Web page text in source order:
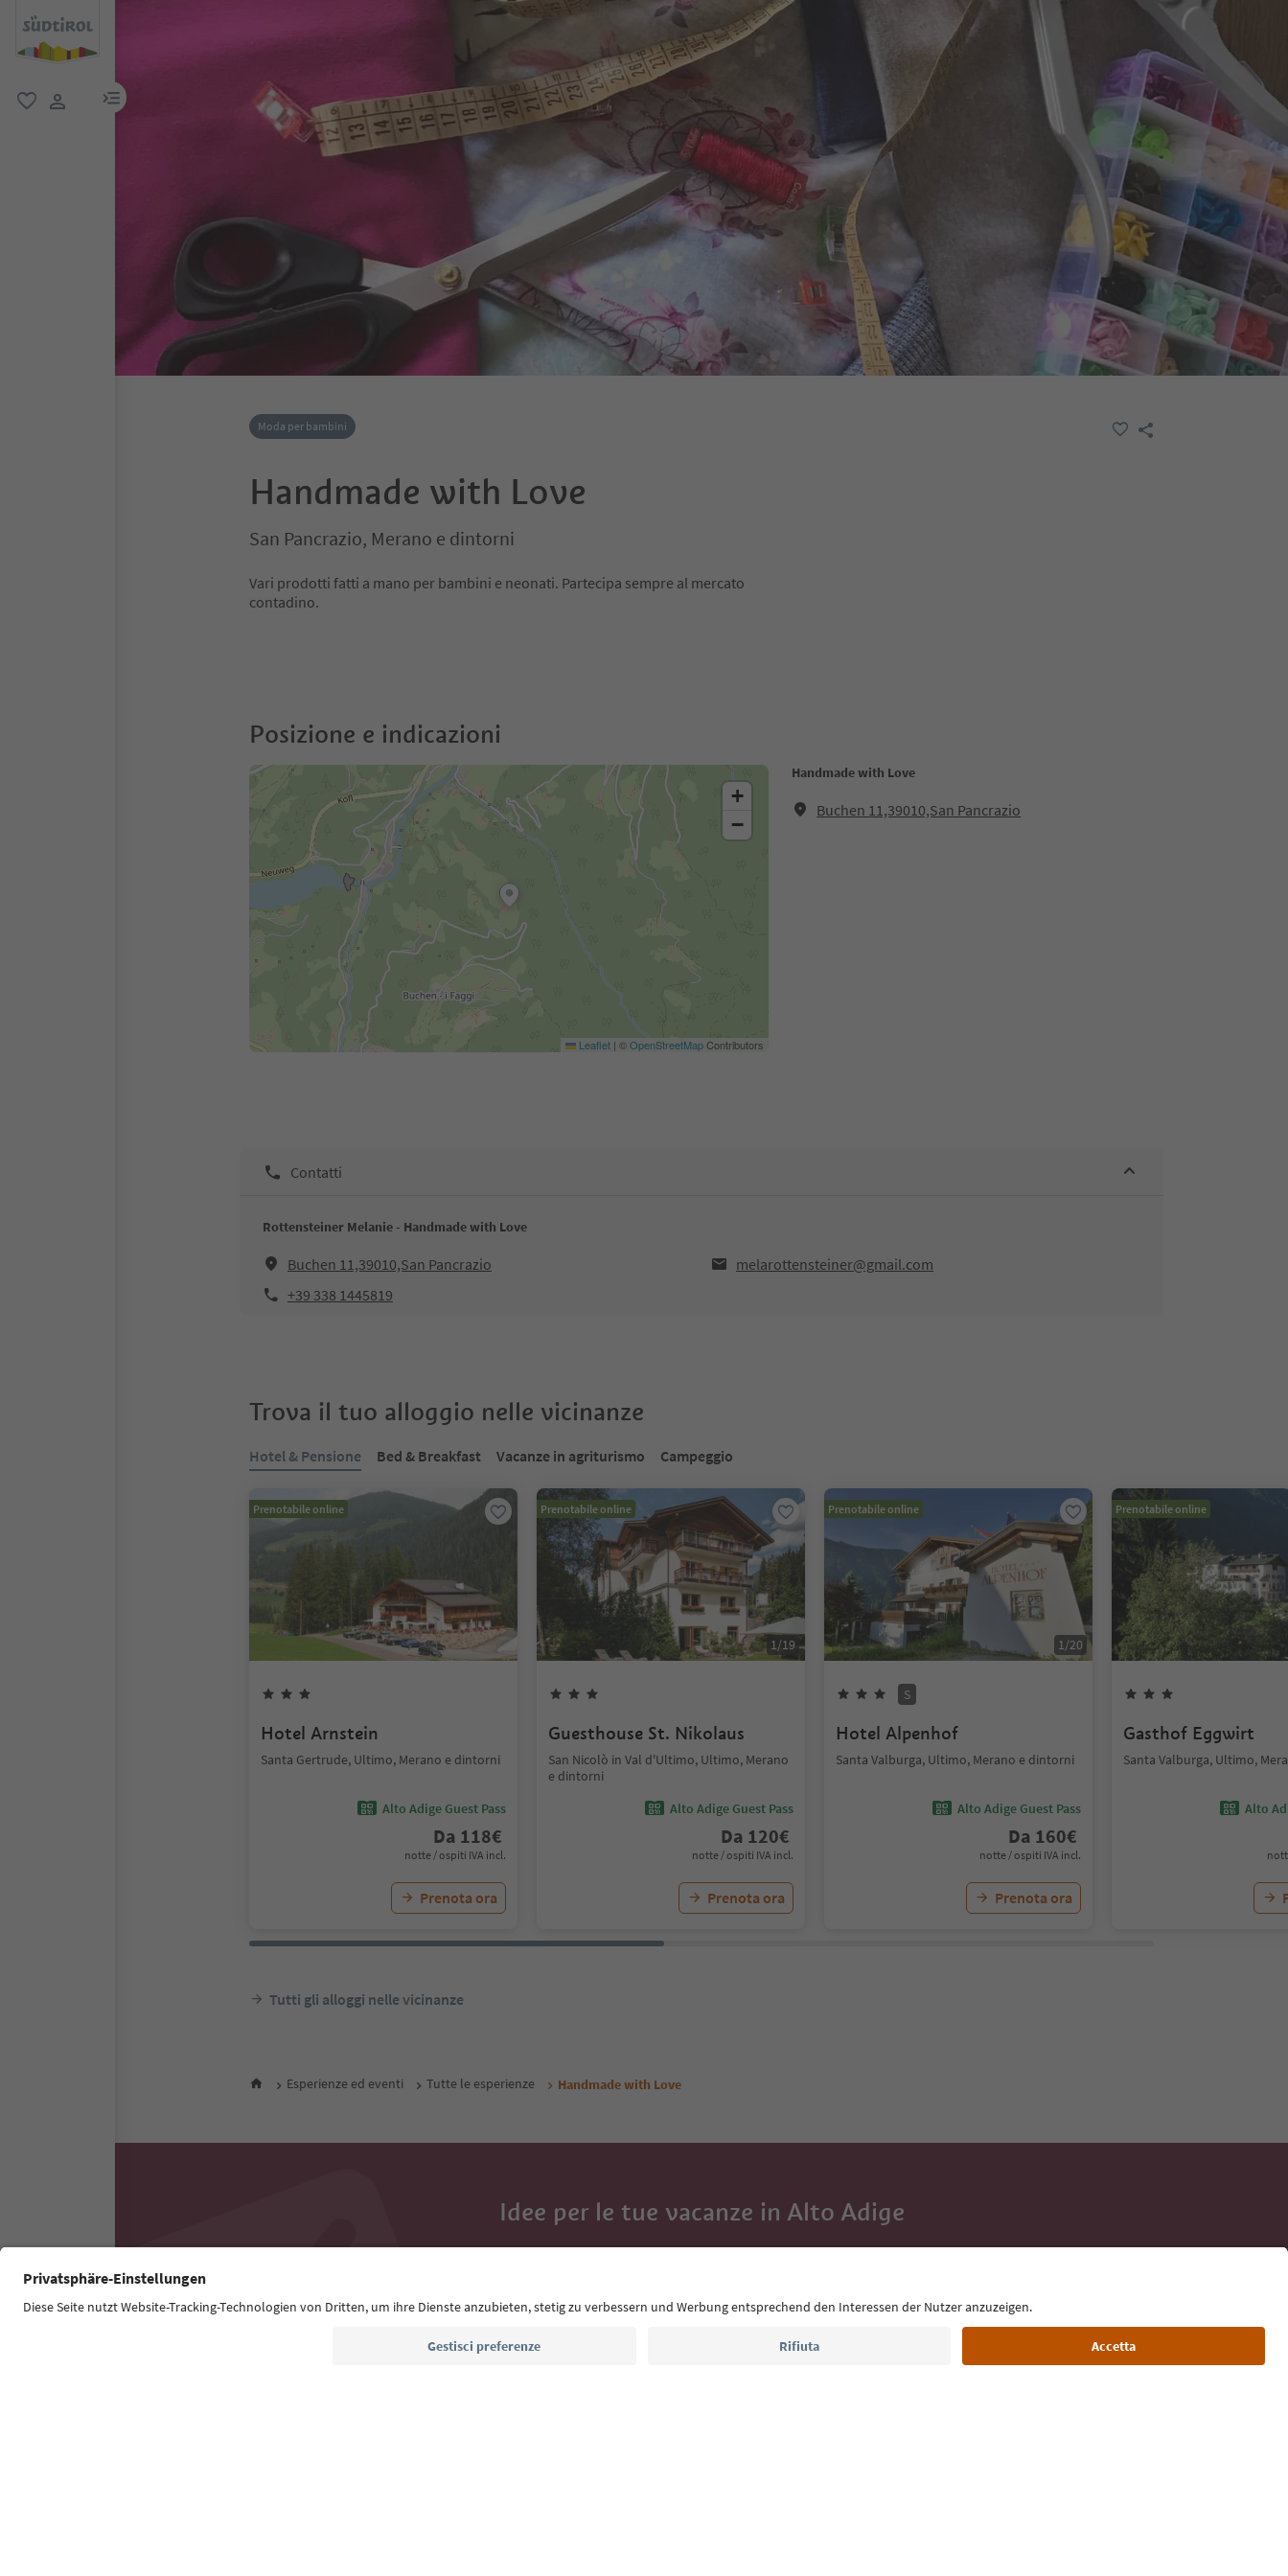
menu link
Moda per bambini
Handmade with Love
San Pancrazio, Merano e dintorni
Vari prodotti fatti a mano per bambini e neonati. Partecipa sempre al mercato
contadino.
Posizione e indicazioni
Handmade with Love
Buchen 11,39010,San Pancrazio
+
−
Leaflet | ©OpenStreetMapContributors
Contatti
Rottensteiner Melanie - Handmade with Love
Buchen 11,39010,San Pancrazio
melarottensteiner@gmail.com
+39 338 1445819
Trova il tuo alloggio nelle vicinanze
Hotel & Pensione Bed & Breakfast Vacanze in agriturismo Campeggio
Prenotabile online
Hotel Arnstein
Santa Gertrude, Ultimo, Merano e dintorni
Alto Adige Guest Pass
Da 118€
notte / ospiti IVA incl.
Prenota ora
Prenotabile online
1/19
Guesthouse St. Nikolaus
San Nicolò in Val d'Ultimo, Ultimo, Merano
e dintorni
Alto Adige Guest Pass
Da 120€
notte / ospiti IVA incl.
Prenota ora
Prenotabile online
1/20
S
Hotel Alpenhof
Santa Valburga, Ultimo, Merano e dintorni
Alto Adige Guest Pass
Da 160€
notte / ospiti IVA incl.
Prenota ora
Prenotabile online
Gasthof Eggwirt
Santa Valburga, Ultimo,
Alto
Tutti gli alloggi nelle vicinanze
Esperienze ed eventi Tutte le esperienze Handmade with Love
Idee per le tue vacanze in Alto Adige
Con la newsletter dell’Alto Adige ricevi consigli per le tue vacanze,
Indirizzo e-mail*